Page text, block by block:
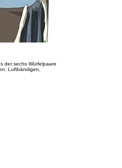
der sechs Würfelpaare
Luftbändigen,